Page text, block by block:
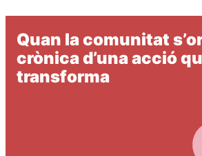
Quan la comunitat
crònica d’una acció
transforma